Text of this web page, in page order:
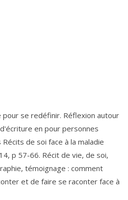
pour se redéfinir. Réflexion autour
en pour personnes
de soi face à la maladie
p 57-66. Récit de vie, de soi,
témoignage : comment
et de faire se raconter face à